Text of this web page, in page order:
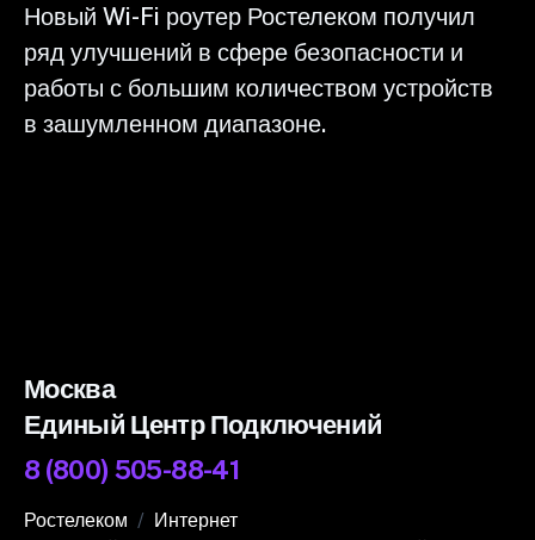
Новый Wi-Fi роутер Ростелеком получил
ряд улучшений в сфере безопасности и
работы с большим количеством устройств
в зашумленном диапазоне.
Москва
Единый Центр Подключений
8 (800) 505-88-41
Ростелеком
Интернет